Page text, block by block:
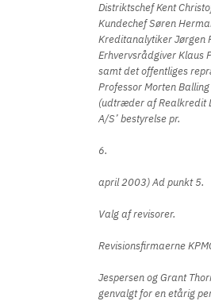
Distriktschef Kent
Kundechef Søren
Kreditanalytiker Jørgen
Erhvervsrådgiver Klaus
samt det offentliges
Professor Morten Balling
(udtræder af Realkredit
A/S’ bestyrelse pr.
6.
april 2003) Ad punkt 5.
Valg af revisorer.
Revisionsfirmaerne
Jespersen og Grant
genvalgt for en etårig